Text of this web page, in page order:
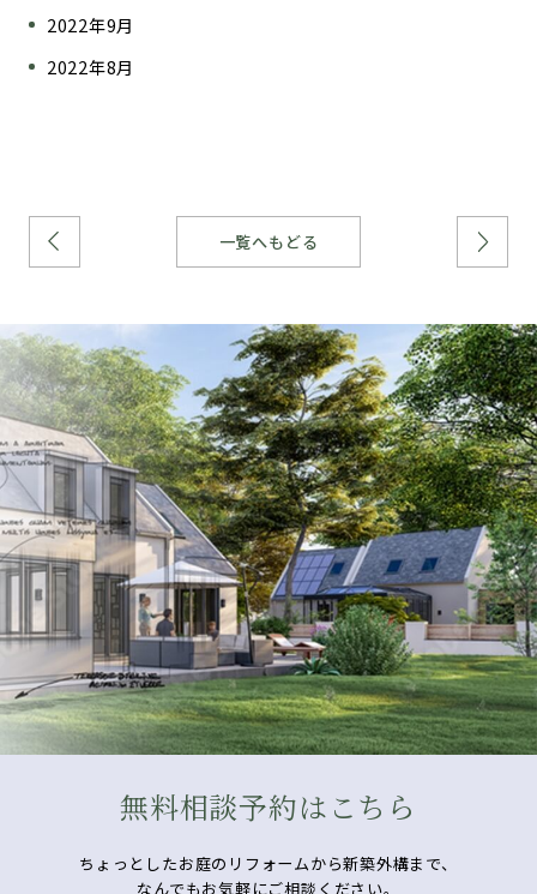
2022年9月
2022年8月
一覧へもどる
無料相談予約はこちら
ちょっとしたお庭のリフォームから新築外構まで、
なんでもお気軽にご相談ください。